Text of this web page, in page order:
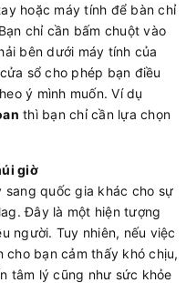
hoặc máy tính để bàn chỉ
chỉ cần bấm chuột vào
bên dưới máy tính của
sổ cho phép bạn điều
ý mình muốn. Ví dụ
thì bạn chỉ cần lựa chọn
giờ
sang quốc gia khác cho sự
Đây là một hiện tượng
người. Tuy nhiên, nếu việc
cho bạn cảm thấy khó chịu,
tâm lý cũng như sức khỏe